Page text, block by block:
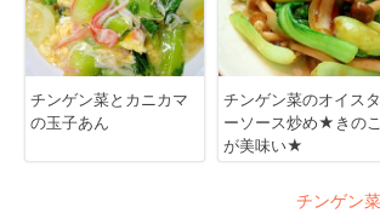
チンゲン菜とカニカマ
の玉子あん
チンゲン菜のオイスタ
ーソース炒め★きのこ
が美味い★
チンゲン